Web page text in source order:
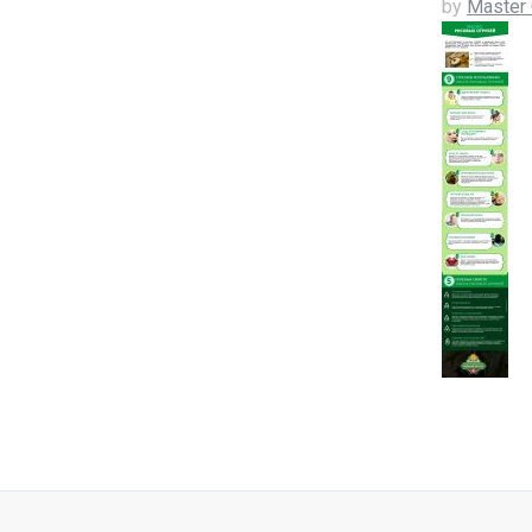
by Master